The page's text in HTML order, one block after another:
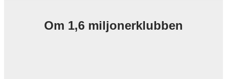
Om 1,6 miljonerklubben